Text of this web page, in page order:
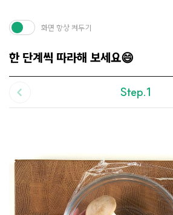
한 단계씩 따라해 보세요😄
화면 항상 켜두기
Step.1